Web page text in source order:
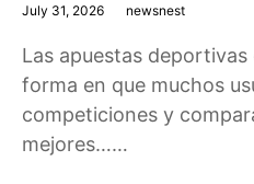
July 31, 2026 newsnest
Las apuestas
forma en que muchos
competiciones y
mejores……